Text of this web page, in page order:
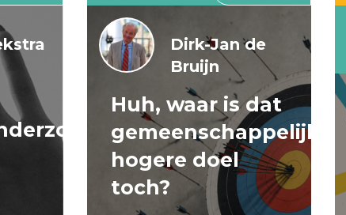
Dirk-Jan de
Bruijn
Huh, waar is dat
gemeenschappelijke
hogere doel
toch?